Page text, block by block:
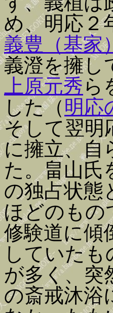
め、明応２
義豊（基家）
義澄を擁し
上原元秀ら
した（明応
そして翌明
に擁立、自
た。畠山氏
の独占状態
ほどのもの
修験道に傾
していた
が多く、突
の斎戒沐浴